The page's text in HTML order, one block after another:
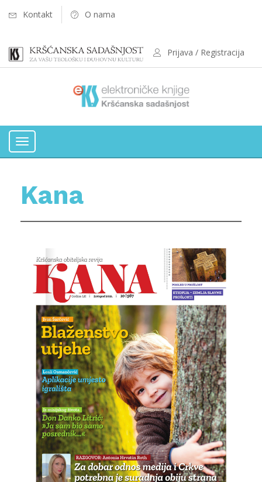
Kontakt O nama
Prijava / Registracija
Toggle
Kana